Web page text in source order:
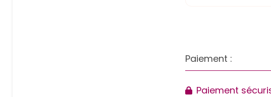
Paiement :
Paiement